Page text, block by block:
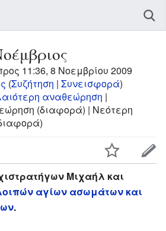
11:36, 8 Νοεμβρίου 2009
(Συζήτηση | Συνεισφορά)
αναθεώρηση |
(διαφορά) | Νεότερη
Μιχαήλ και
αγίων ασωμάτων και
.